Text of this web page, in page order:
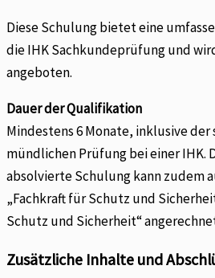
Diese Schulung bietet eine
die IHK Sachkundeprüfung und
angeboten.
Dauer der Qualifikation
Mindestens 6 Monate, inklusive
mündlichen Prüfung bei einer IHK.
absolvierte Schulung kann zudem
„Fachkraft für Schutz und
Schutz und Sicherheit“
Zusätzliche Inhalte und